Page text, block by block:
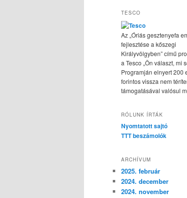
TESCO
Az „Óriás gesztenyefa
fejlesztése a kőszegi
Királyvölgyben” című
a Tesco „Ön választ, mi
Programján elnyert 200
forintos vissza nem
támogatásával valósul
RÓLUNK ÍRTÁK
Nyomtatott sajtó
TTT beszámolók
ARCHÍVUM
2025. február
2024. december
2024. november